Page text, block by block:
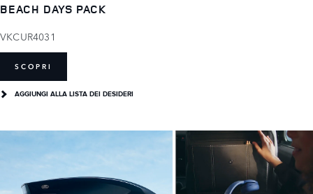
BEACH DAYS PACK
VKCUR4031
SCOPRI
AGGIUNGI ALLA LISTA DEI DESIDERI